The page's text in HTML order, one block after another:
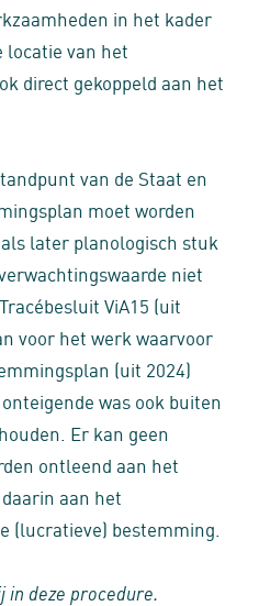
in het kader
locatie van het
direct gekoppeld aan het
van de Staat en
moet worden
later planologisch stuk
niet
ViA15 (uit
voor het werk waarvoor
(uit 2024)
was ook buiten
Er kan geen
ontleend aan het
aan het
(lucratieve) bestemming.
in deze procedure.